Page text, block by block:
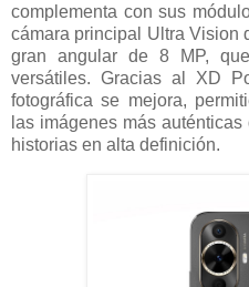
complementa con sus
cámara principal Ultra Vision
gran angular de 8 MP,
versátiles. Gracias al XD
fotográfica se mejora,
las imágenes más
historias en alta definición.